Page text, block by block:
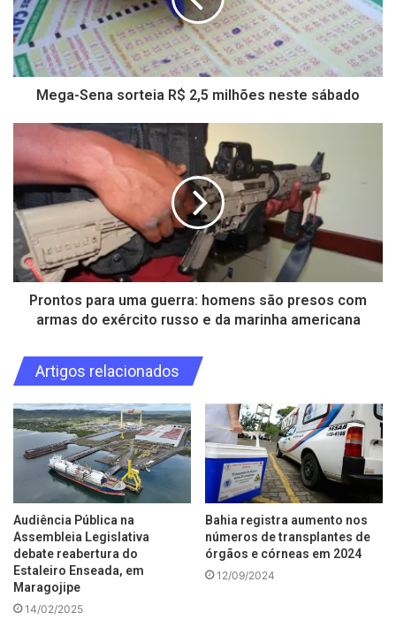
Mega-Sena sorteia R$ 2,5 milhões neste sábado
Prontos para uma guerra: homens são presos com
armas do exército russo e da marinha americana
Artigos relacionados
Audiência Pública na
Assembleia Legislativa
debate reabertura do
Estaleiro Enseada, em
Maragojipe
14/02/2025
Bahia registra aumento nos
números de transplantes de
órgãos e córneas em 2024
12/09/2024